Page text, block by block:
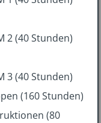
2 (40 Stunden)
3 (40 Stunden)
(160 Stunden)
(80